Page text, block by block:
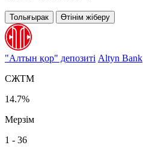
Толығырак Өтінім жіберу
"Алтын қор" депозиті Altyn Bank
СЖТМ
14.7%
Мерзім
1 - 36